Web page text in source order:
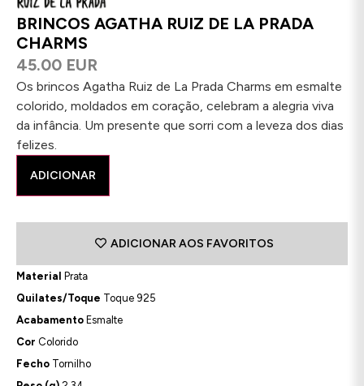
BRINCOS AGATHA RUIZ DE LA PRADA
CHARMS
45.00 EUR
Os brincos Agatha Ruiz de La Prada Charms em esmalte
colorido, moldados em coração, celebram a alegria viva
da infância. Um presente que sorri com a leveza dos dias
felizes.
ADICIONAR
ADICIONAR AOS FAVORITOS
Material
Prata
Quilates/Toque Toque 925
Acabamento Esmalte
Cor Colorido
Fecho Tornilho